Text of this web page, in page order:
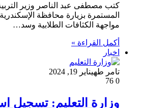
كتب مصطفى عبد الناصر وزير
المستمرة بزيارة محافظة الإسكندرية
مواجهة الكثافات الطلابية وسد…
أكمل القراءة »
اخبار
تامر طهيناير 19, 2024
0
وزارة التعليم: تسجيل